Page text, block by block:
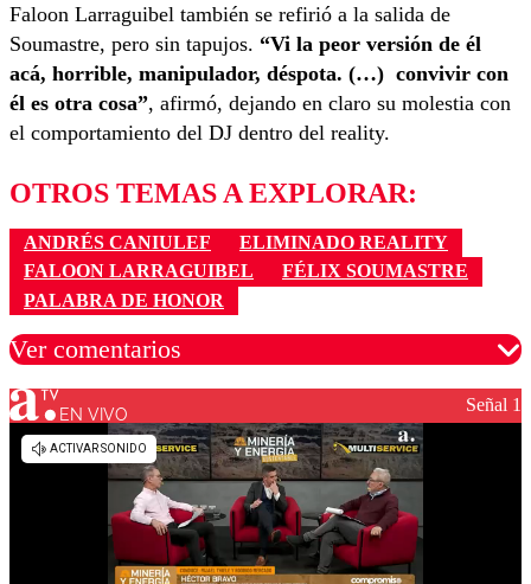
Faloon Larraguibel también se refirió a la salida de
Soumastre, pero sin tapujos. “Vi la peor versión de él
acá, horrible, manipulador, déspota. (…) convivir con
él es otra cosa”, afirmó, dejando en claro su molestia con
el comportamiento del DJ dentro del reality.
OTROS TEMAS A EXPLORAR:
ANDRÉS CANIULEF
ELIMINADO REALITY
FALOON LARRAGUIBEL
FÉLIX SOUMASTRE
PALABRA DE HONOR
Ver comentarios
Los comentarios son moderados para garantizar un
diálogo respetuoso.
EN VIVO Señal 1